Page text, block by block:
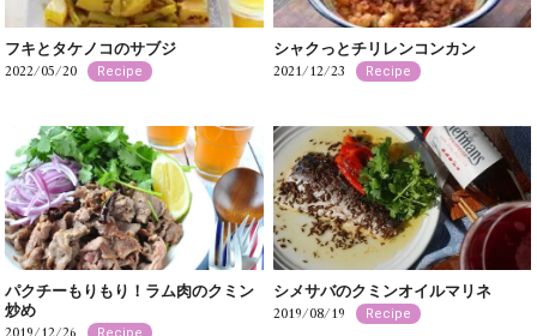
フキとタケノコのサブジ
2022/05/20 Recipe
シャクっとチリレンコンカン
2021/12/23 Recipe
パクチーもりもり！ラム肉のクミン
炒め
2019/12/26
シメサバのクミンオイルマリネ
2019/08/19 Recipe